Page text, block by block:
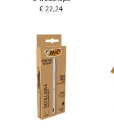
zwart
€ 22,24